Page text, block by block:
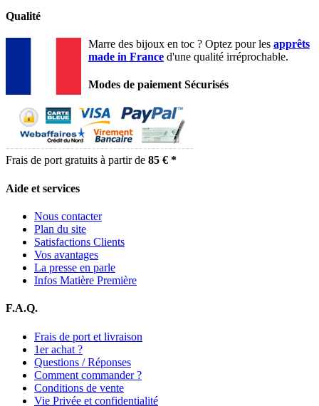
Qualité
Marre des bijoux en toc ? Optez pour les apprêts
made in France d'une qualité irréprochable.
Modes de paiement Sécurisés
Frais de port gratuits à partir de 85 € *
Aide et services
Nous contacter
Plan du site
Satisfactions Clients
Vos avantages
La presse en parle
Infos Matière Première
F.A.Q.
Frais de port et livraison
1er achat ?
Questions / Réponses
Comment commander ?
Conditions de vente
Vie Privée et confidentialité